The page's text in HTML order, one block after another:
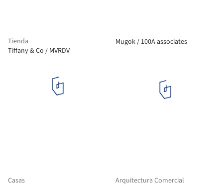
Tienda
Tiffany & Co / MVRDV
Mugok / 100A associates
Casas
Arquitectura Comercial